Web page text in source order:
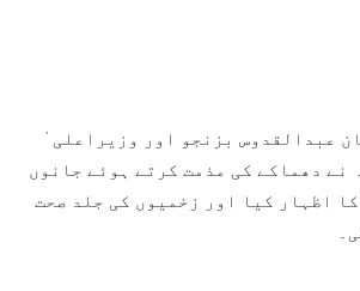
عبدالقدوس بزنجو اور وزیراعلی
نے دھماکے کی مذمت کرتے ہوئے جانوں
اظہار کیا اور زخمیوں کی جلد صحت